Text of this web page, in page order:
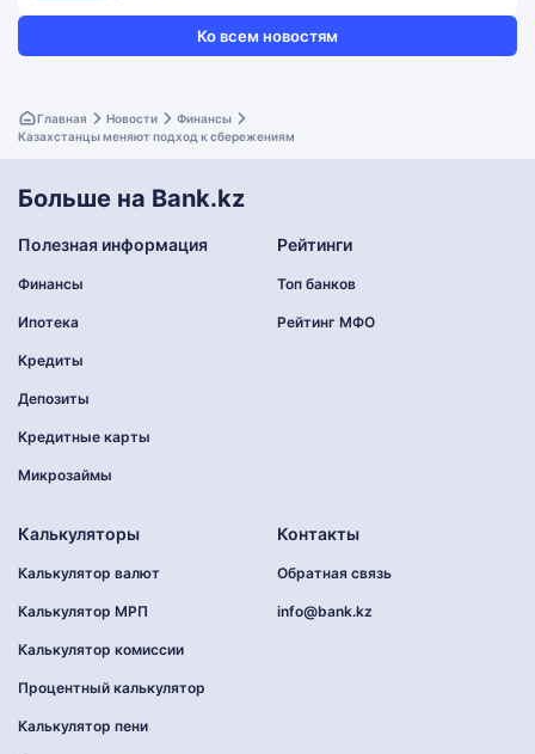
Ко всем новостям
Главная Новости
Финансы
Казахстанцы меняют подход к сбережениям
Больше на Bank.kz
Полезная информация
Финансы
Ипотека
Кредиты
Депозиты
Кредитные карты
Микрозаймы
Рейтинги
Топ банков
Рейтинг МФО
Калькуляторы
Калькулятор валют
Калькулятор МРП
Калькулятор комиссии
Процентный калькулятор
Калькулятор пени
Контакты
Обратная связь
info@bank.kz